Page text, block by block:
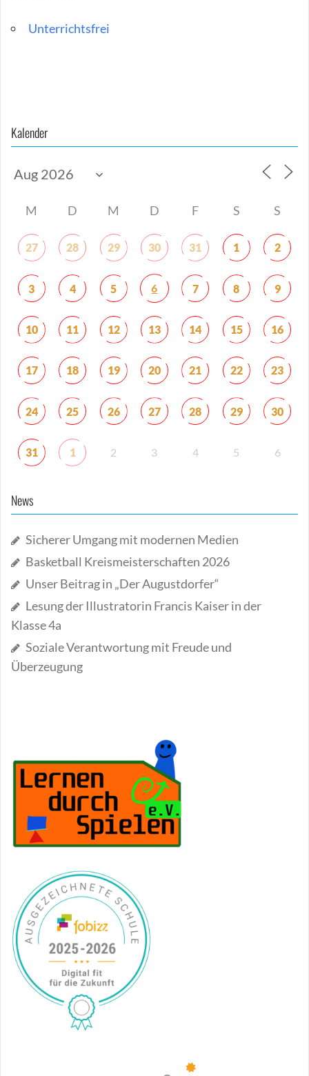
Unterrichtsfrei
Kalender
M D M D F S S
27 28 29 30 31 1 2
3 4 5 6 7 8 9
10 11 12 13 14 15 16
17 18 19 20 21 22 23
24 25 26 27 28 29 30
31 1 2 3 4 5 6
News
Sicherer Umgang mit modernen Medien
Basketball Kreismeisterschaften 2026
Unser Beitrag in „Der Augustdorfer“
Lesung der Illustratorin Francis Kaiser in der
Klasse 4a
Soziale Verantwortung mit Freude und
Überzeugung